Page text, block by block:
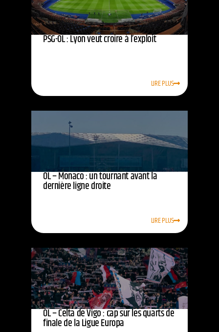
PSG-OL : Lyon veut croire à l’exploit
LIRE PLUS
OL – Monaco : un tournant avant la
dernière ligne droite
LIRE PLUS
OL – Celta de Vigo : cap sur les quarts de
finale de la Ligue Europa